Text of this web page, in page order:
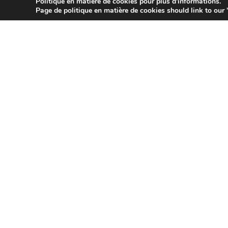
Page de politique en matière de cookies should link to our